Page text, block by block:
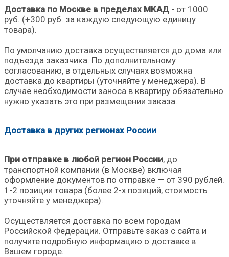
Доставка по Москве в пределах МКАД - от 1000
руб. (+300 руб. за каждую следующую единицу
товара).
По умолчанию доставка осуществляется до дома или
подъезда заказчика. По дополнительному
согласованию, в отдельных случаях возможна
доставка до квартиры (уточняйте у менеджера). В
случае необходимости заноса в квартиру обязательно
нужно указать это при размещении заказа.
Доставка в других регионах России
При отправке в любой регион России, до
транспортной компании (в Москве) включая
оформление документов по отправке — от 390 рублей.
1-2 позиции товара (более 2-х позиций, стоимость
уточняйте у менеджера).
Осуществляется доставка по всем городам
Российской Федерации. Отправьте заказ с сайта и
получите подробную информацию о доставке в
Вашем городе.